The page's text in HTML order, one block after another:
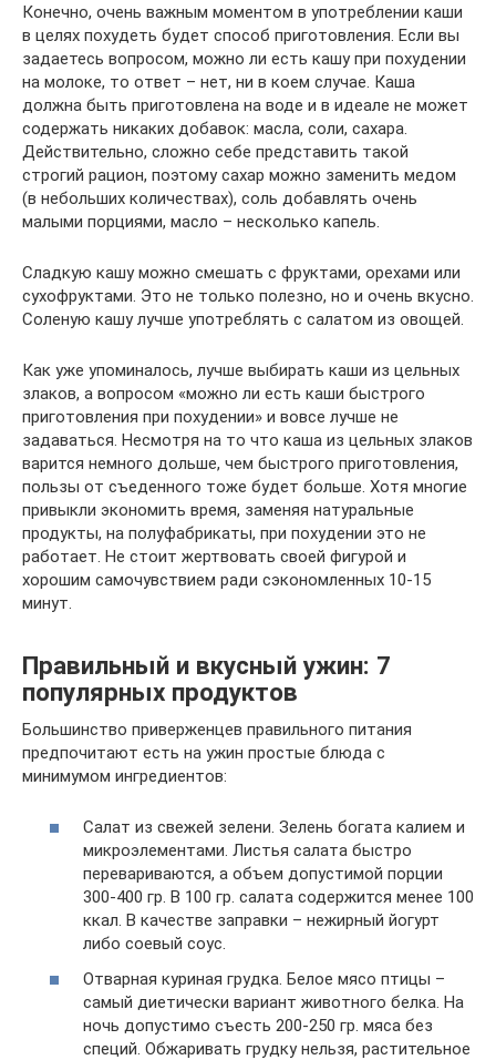
Конечно, очень важным моментом в употреблении каши
в целях похудеть будет способ приготовления. Если вы
задаетесь вопросом, можно ли есть кашу при похудении
на молоке, то ответ – нет, ни в коем случае. Каша
должна быть приготовлена на воде и в идеале не может
содержать никаких добавок: масла, соли, сахара.
Действительно, сложно себе представить такой
строгий рацион, поэтому сахар можно заменить медом
(в небольших количествах), соль добавлять очень
малыми порциями, масло – несколько капель.
Сладкую кашу можно смешать с фруктами, орехами или
сухофруктами. Это не только полезно, но и очень вкусно.
Соленую кашу лучше употреблять с салатом из овощей.
Как уже упоминалось, лучше выбирать каши из цельных
злаков, а вопросом «можно ли есть каши быстрого
приготовления при похудении» и вовсе лучше не
задаваться. Несмотря на то что каша из цельных злаков
варится немного дольше, чем быстрого приготовления,
пользы от съеденного тоже будет больше. Хотя многие
привыкли экономить время, заменяя натуральные
продукты, на полуфабрикаты, при похудении это не
работает. Не стоит жертвовать своей фигурой и
хорошим самочувствием ради сэкономленных 10-15
минут.
Правильный и вкусный ужин: 7
популярных продуктов
Большинство приверженцев правильного питания
предпочитают есть на ужин простые блюда с
минимумом ингредиентов:
Салат из свежей зелени. Зелень богата калием и
микроэлементами. Листья салата быстро
перевариваются, а объем допустимой порции
300-400 гр. В 100 гр. салата содержится менее 100
ккал. В качестве заправки – нежирный йогурт
либо соевый соус.
Отварная куриная грудка. Белое мясо птицы –
самый диетически вариант животного белка. На
ночь допустимо съесть 200-250 гр. мяса без
специй. Обжаривать грудку нельзя, растительное